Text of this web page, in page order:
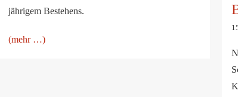
jährigem Bestehens.
(mehr …)